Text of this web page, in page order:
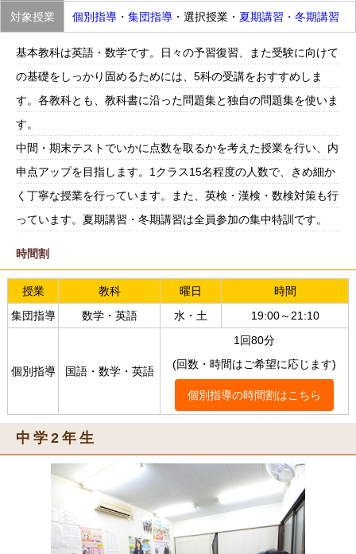
対象授業 個別指導 ・ 集団指導 ・選択授業・ 夏期講習・冬期講習
基本教科は英語・数学です。日々の予習復習、また受験に向けて
の基礎をしっかり固めるためには、5科の受講をおすすめしま
す。各教科とも、教科書に沿った問題集と独自の問題集を使いま
す。
中間・期末テストでいかに点数を取るかを考えた授業を行い、内
申点アップを目指します。1クラス15名程度の人数で、きめ細か
く丁寧な授業を行っています。また、英検・漢検・数検対策も行
っています。夏期講習・冬期講習は全員参加の集中特訓です。
時間割
授業 教科 曜日
時間
集団指導
数学・英語 水・土 19:00～21:10
個別指導 国語・数学・英語
1回80分
(回数・時間はご希望に応じます)
個別指導の時間割はこちら
中学2年生